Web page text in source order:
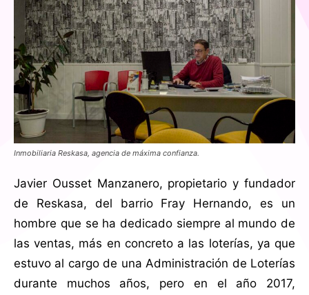
Inmobiliaria Reskasa, agencia de máxima confianza.
Javier Ousset Manzanero, propietario y fundador
de Reskasa, del barrio Fray Hernando, es un
hombre que se ha dedicado siempre al mundo de
las ventas, más en concreto a las loterías, ya que
estuvo al cargo de una Administración de Loterías
durante muchos años, pero en el año 2017,